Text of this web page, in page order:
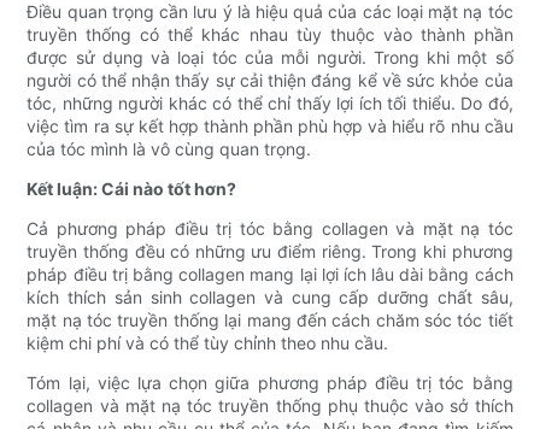
Điều quan trọng cần lưu ý là hiệu quả của các loại mặt nạ tóc
truyền thống có thể khác nhau tùy thuộc vào thành phần
được sử dụng và loại tóc của mỗi người. Trong khi một số
người có thể nhận thấy sự cải thiện đáng kể về sức khỏe của
tóc, những người khác có thể chỉ thấy lợi ích tối thiểu. Do đó,
việc tìm ra sự kết hợp thành phần phù hợp và hiểu rõ nhu cầu
của tóc mình là vô cùng quan trọng.
Kết luận: Cái nào tốt hơn?
Cả phương pháp điều trị tóc bằng collagen và mặt nạ tóc
truyền thống đều có những ưu điểm riêng. Trong khi phương
pháp điều trị bằng collagen mang lại lợi ích lâu dài bằng cách
kích thích sản sinh collagen và cung cấp dưỡng chất sâu,
mặt nạ tóc truyền thống lại mang đến cách chăm sóc tóc tiết
kiệm chi phí và có thể tùy chỉnh theo nhu cầu.
Tóm lại, việc lựa chọn giữa phương pháp điều trị tóc bằng
collagen và mặt nạ tóc truyền thống phụ thuộc vào sở thích